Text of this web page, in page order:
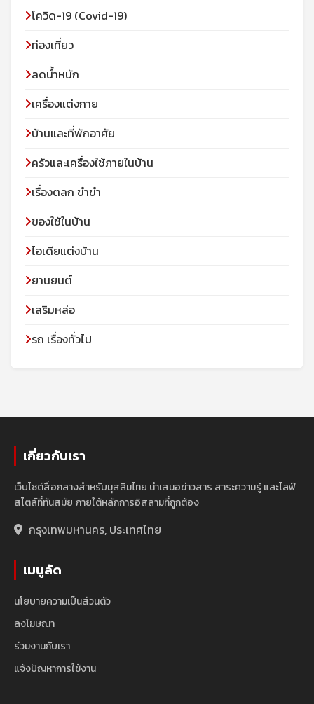
โควิด-19 (Covid-19)
ท่องเที่ยว
ลดน้ำหนัก
เครื่องแต่งกาย
บ้านและที่พักอาศัย
ครัวและเครื่องใช้ภายในบ้าน
เรื่องตลก ขำขำ
ของใช้ในบ้าน
ไอเดียแต่งบ้าน
ยานยนต์
เสริมหล่อ
รถ เรื่องทั่วไป
เกี่ยวกับเรา
เว็บไซต์สื่อกลางสำหรับมุสลิมไทย นำเสนอข่าวสาร สาระความรู้ และไลฟ์
สไตล์ที่ทันสมัย ภายใต้หลักการอิสลามที่ถูกต้อง
กรุงเทพมหานคร, ประเทศไทย
เมนูลัด
นโยบายความเป็นส่วนตัว
ลงโฆษณา
ร่วมงานกับเรา
แจ้งปัญหาการใช้งาน